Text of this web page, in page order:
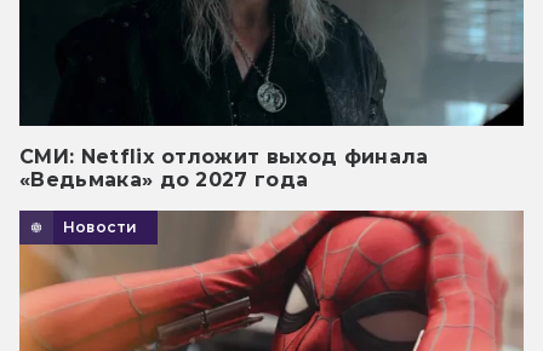
СМИ: Netflix отложит выход финала
«Ведьмака» до 2027 года
Новости